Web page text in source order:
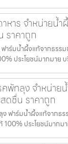
หาร จำหน่ายน้
ราคาถูก
าร์มน้ำผึ้งแท้จากธรร
ประโยชน์มากมาย
คพัทลุง จำหน่าย
ดชื่น ราคาถูก
ฟาร์มน้ำผึ้งแท้จากธ
100% ประโยชน์มากม